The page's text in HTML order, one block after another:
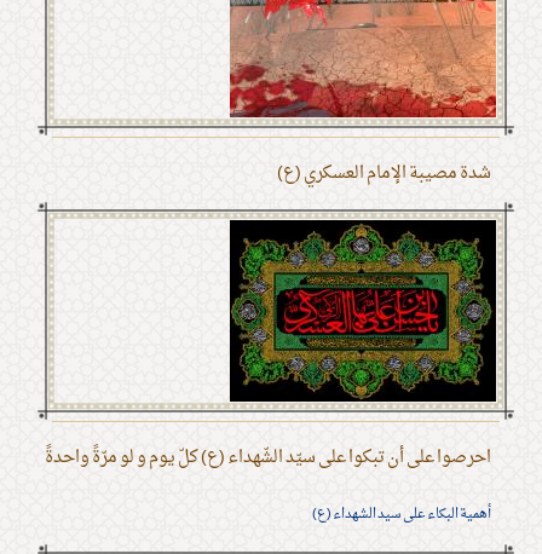
شدة مصيبة الإمام العسكري (ع)
احرصوا على أن تبكوا على سيّد الشّهداء (ع) كلّ يوم و لو مرّةً واحدةً
أهمية البكاء على سيد الشهداء (ع)